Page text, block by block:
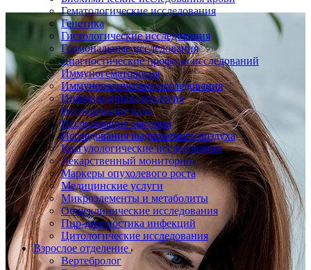
Гематологические исследования
Генетика
Гистологические исследования
Гормональные исследования
Диагностические профили исследований
Иммуногематология
Иммунологические исследования
Инфекционная серология
Исследование кала
Исследование эякулята
Исследования выдыхаемого воздуха
Коагулологические исследования
Лекарственный мониторинг
Маркеры опухолевого роста
Медицинские услуги
Микроэлементы и метаболиты
Общеклинические исследования
Пцр-диагностика инфекций
Цитологические исследования
Взрослое отделение
Вертебролог